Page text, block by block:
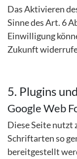
Das Aktivieren
Sinne des Art. 6
Einwilligung
Zukunft
5. Plugins
Google Web
Diese Seite nutzt
Schriftarten so
bereitgestellt